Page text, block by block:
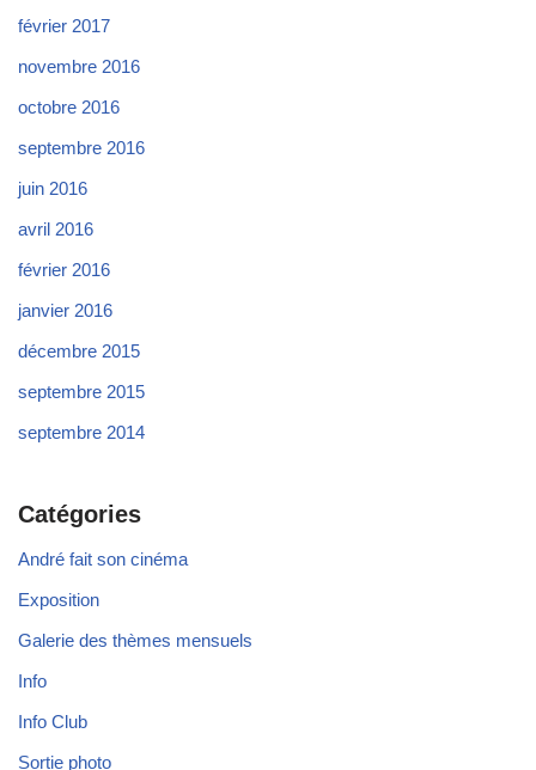
février 2017
novembre 2016
octobre 2016
septembre 2016
juin 2016
avril 2016
février 2016
janvier 2016
décembre 2015
septembre 2015
septembre 2014
Catégories
André fait son cinéma
Exposition
Galerie des thèmes mensuels
Info
Info Club
Sortie photo